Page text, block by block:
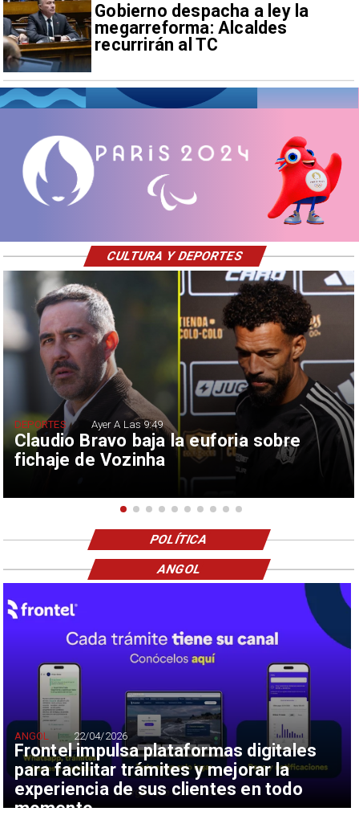
Gobierno despacha a ley la
megarreforma: Alcaldes
recurrirán al TC
Claudio Bravo baja la euforia sobre
fichaje de Vozinha
DEPORTES Ayer A Las 9:49
CULTURA Y DEPORTES
POLÍTICA
Frontel impulsa plataformas digitales
para facilitar trámites y mejorar la
experiencia de sus clientes en todo
momento
ANGOL 22/04/2026
ANGOL